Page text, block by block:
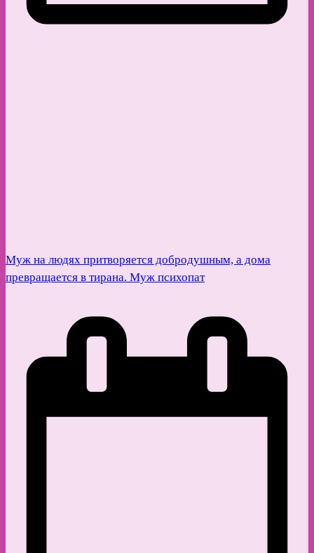
Муж на людях притворяется добродушным, а дома
превращается в тирана. Муж психопат